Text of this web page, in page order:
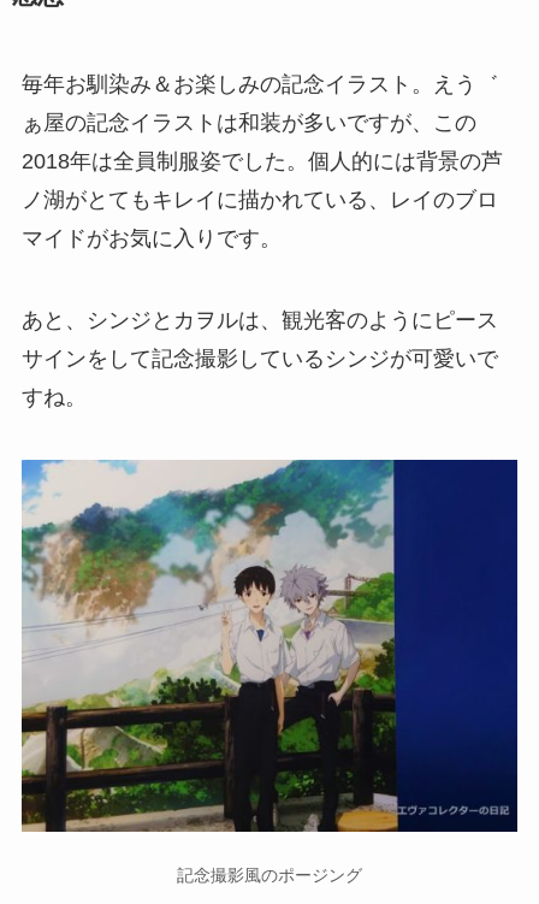
毎年お馴染み＆お楽しみの記念イラスト。えう゛
ぁ屋の記念イラストは和装が多いですが、この
2018年は全員制服姿でした。個人的には背景の芦
ノ湖がとてもキレイに描かれている、レイのブロ
マイドがお気に入りです。
あと、シンジとカヲルは、観光客のようにピース
サインをして記念撮影しているシンジが可愛いで
すね。
記念撮影風のポージング